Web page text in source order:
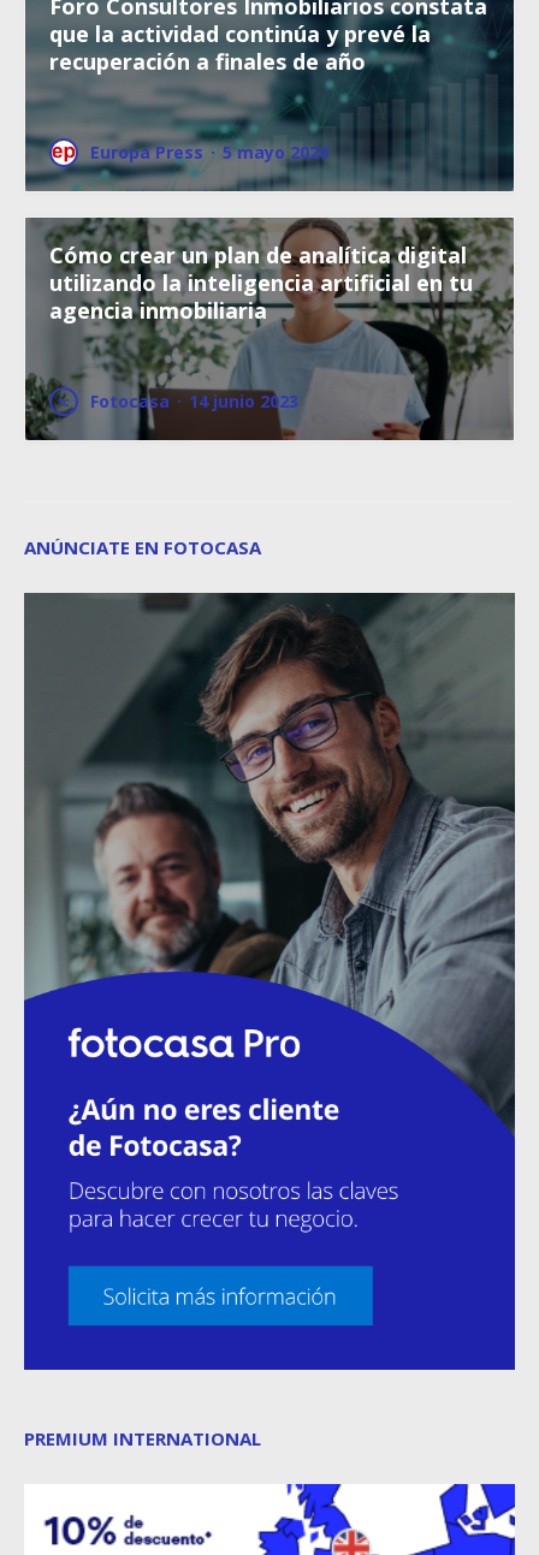
Foro Consultores Inmobiliarios constata
que la actividad continúa y prevé la
recuperación a finales de año
Europa Press · 5 mayo 2020
Cómo crear un plan de analítica digital
utilizando la inteligencia artificial en tu
agencia inmobiliaria
Fotocasa · 14 junio 2023
ANÚNCIATE EN FOTOCASA
PREMIUM INTERNATIONAL